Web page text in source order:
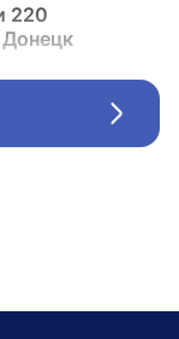
220
Донецк